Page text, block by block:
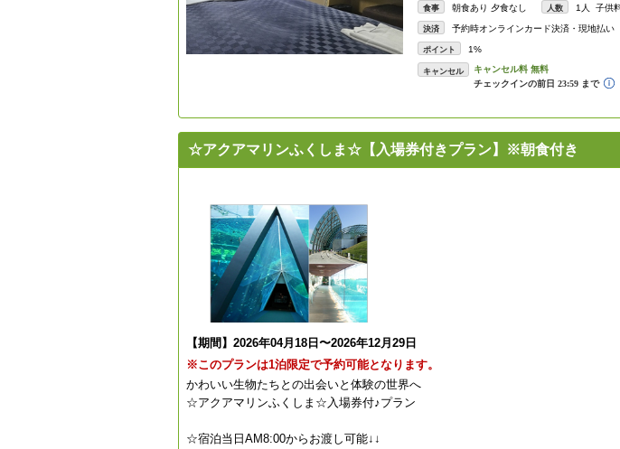
食事 朝食あり 夕食なし 人数 1人 子供
決済 予約時オンラインカード決済・現地払い
ポイント 1%
キャンセル
☆アクアマリンふくしま☆【入場券付きプラン】※朝食付き
【期間】2026年04月18日〜2026年12月29日
※このプランは1泊限定で予約可能となります。
かわいい生物たちとの出会いと体験の世界へ
☆アクアマリンふくしま☆入場券付♪プラン
☆宿泊当日AM8:00からお渡し可能↓↓